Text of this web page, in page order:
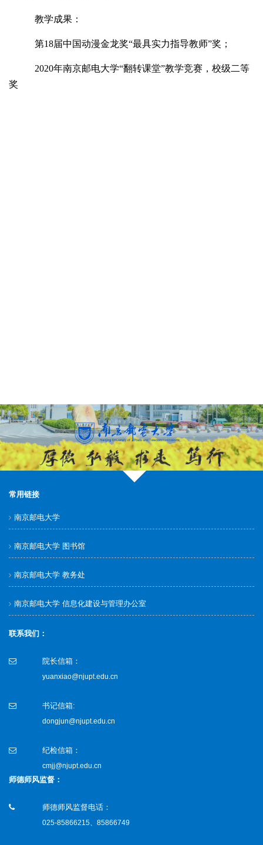
教学成果：
第18届中国动漫金龙奖“最具实力指导教师”奖；
2020年南京邮电大学“翻转课堂”教学竞赛，校级二等
奖
常用链接
南京邮电大学
南京邮电大学 图书馆
南京邮电大学 教务处
南京邮电大学 信息化建设与管理办公室
联系我们：
院长信箱：
yuanxiao@njupt.edu.cn
书记信箱:
dongjun@njupt.edu.cn
纪检信箱：
cmjj@njupt.edu.cn
师德师风监督：
师德师风监督电话：
025-85866215、85866749